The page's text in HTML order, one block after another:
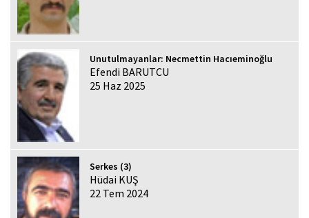
Unutulmayanlar: Necmettin Hacıeminoğlu
Efendi BARUTCU
25 Haz 2025
Serkes (3)
Hüdai KUŞ
22 Tem 2024